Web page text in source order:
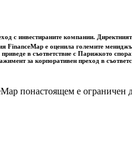
с инвестираните компании.
FinanceMap е оценила големите
в съответствие с Парижкото
за корпоративен преход в
понастоящем е ограничен